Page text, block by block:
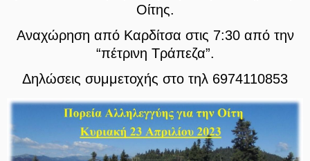
Οίτης.
Αναχώρηση από Καρδίτσα στις 7:30 από την
“πέτρινη Τράπεζα”.
Δηλώσεις συμμετοχής στο τηλ 6974110853